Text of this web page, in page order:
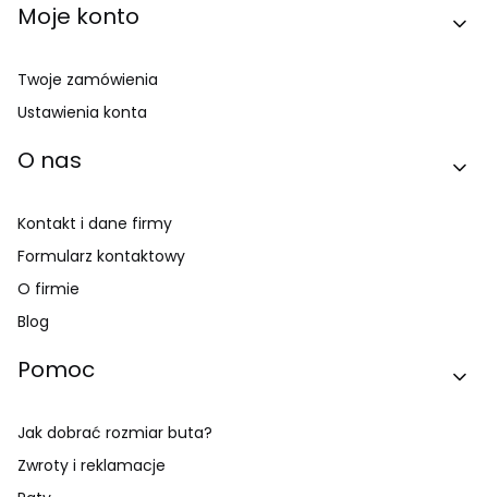
Moje konto
Twoje zamówienia
Ustawienia konta
O nas
Kontakt i dane firmy
Formularz kontaktowy
O firmie
Blog
Pomoc
Jak dobrać rozmiar buta?
Zwroty i reklamacje